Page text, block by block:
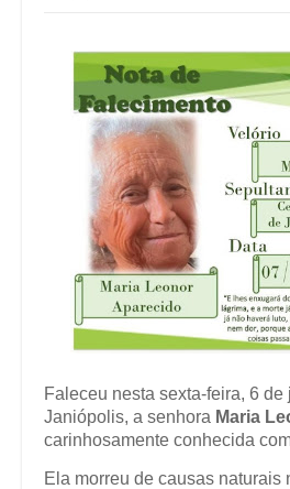
Faleceu nesta sexta-feira, 6 de
Janiópolis, a senhora Maria
carinhosamente conhecida
Ela morreu de causas naturais